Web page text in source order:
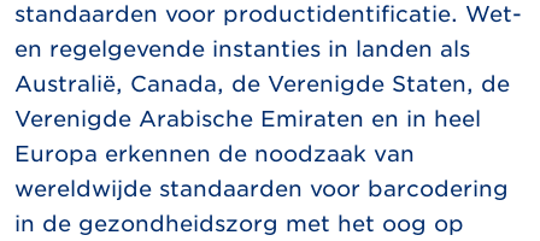
standaarden voor productidentificatie. Wet-
en regelgevende instanties in landen als
Australië, Canada, de Verenigde Staten, de
Verenigde Arabische Emiraten en in heel
Europa erkennen de noodzaak van
wereldwijde standaarden voor barcodering
in de gezondheidszorg met het oog op